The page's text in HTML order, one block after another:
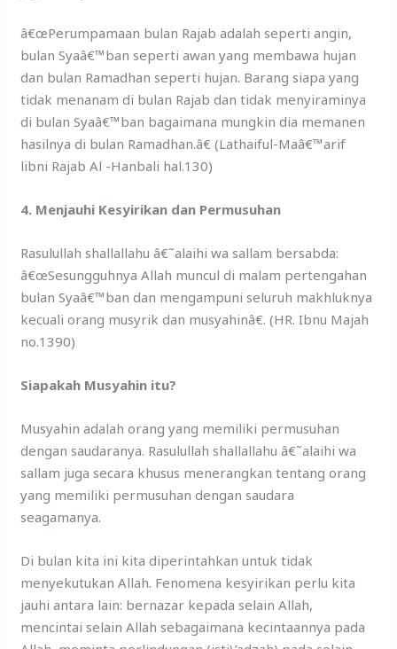
â€œPerumpamaan bulan Rajab adalah seperti angin,
bulan Syaâ€™ban seperti awan yang membawa hujan
dan bulan Ramadhan seperti hujan. Barang siapa yang
tidak menanam di bulan Rajab dan tidak menyiraminya
di bulan Syaâ€™ban bagaimana mungkin dia memanen
hasilnya di bulan Ramadhan.â€ (Lathaiful-Maâ€™arif
libni Rajab Al -Hanbali hal.130)
4. Menjauhi Kesyirikan dan Permusuhan
Rasulullah shallallahu â€˜alaihi wa sallam bersabda:
â€œSesungguhnya Allah muncul di malam pertengahan
bulan Syaâ€™ban dan mengampuni seluruh makhluknya
kecuali orang musyrik dan musyahinâ€. (HR. Ibnu Majah
no.1390)
Siapakah Musyahin itu?
Musyahin adalah orang yang memiliki permusuhan
dengan saudaranya. Rasulullah shallallahu â€˜alaihi wa
sallam juga secara khusus menerangkan tentang orang
yang memiliki permusuhan dengan saudara
seagamanya.
Di bulan kita ini kita diperintahkan untuk tidak
menyekutukan Allah. Fenomena kesyirikan perlu kita
jauhi antara lain: bernazar kepada selain Allah,
mencintai selain Allah sebagaimana kecintaannya pada